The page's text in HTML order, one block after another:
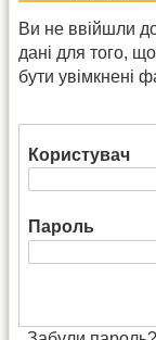
Ви не ввійшли
дані для того,
бути увімкнені
Користувач
Пароль